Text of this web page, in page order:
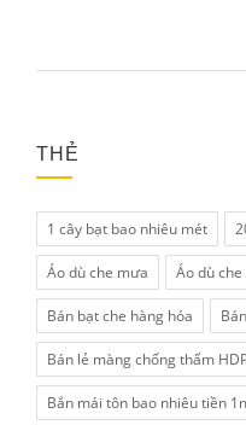
THẺ
1 cây bạt bao nhiêu mét
Áo dù che mưa Áo dù
Bán bạt che hàng hóa
Bán lẻ màng chống thấm
Bắn mái tôn bao nhiêu tiền